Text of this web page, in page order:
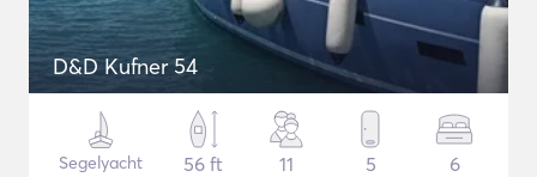
D&D Kufner 54
Segelyacht
56 ft
11 5 6